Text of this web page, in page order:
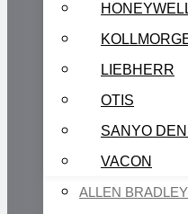
LIEBHERR
OTIS
SANYO
VACON
ALLEN BRADLEY